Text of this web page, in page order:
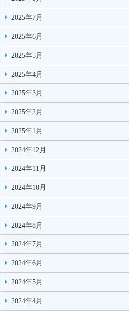
2025年7月
2025年6月
2025年5月
2025年4月
2025年3月
2025年2月
2025年1月
2024年12月
2024年11月
2024年10月
2024年9月
2024年8月
2024年7月
2024年6月
2024年5月
2024年4月